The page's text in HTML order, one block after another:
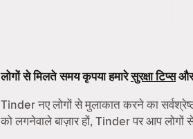
लोगों से मिलते समय कृपया हमारेसुरक्षा टिप्स
Tinder नए लोगों से मुलाकात करने का
को लगनेवाले बाज़ार हों, Tinder पर आप